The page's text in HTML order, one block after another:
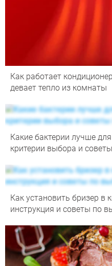
Как работает
девает тепло из комнаты
Какие бактерии лучше
критерии выбора и
Как установить бризер в
инструкция и советы по